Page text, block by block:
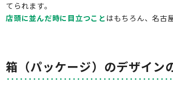
てられます。
店頭に並んだ時に目立つこと はもちろん、名古
箱（パッケージ）のデザイン